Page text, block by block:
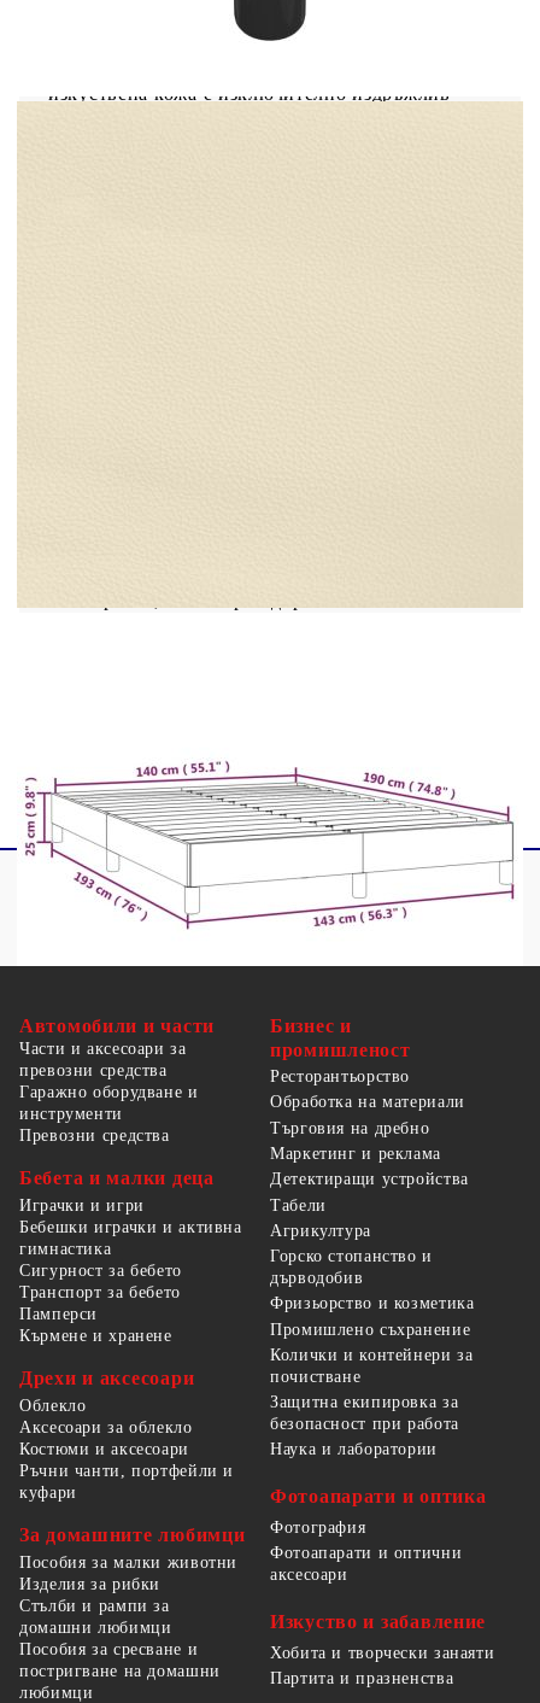
Осигурете си по-добър спокоен нощен сън с
тази рамка за легло! Тя представлява
изкуствена кожа е изключително издръжлив
Автомобили и части
Части и аксесоари за
превозни средства
Гаражно оборудване и
инструменти
Превозни средства
Бебета и малки деца
Играчки и игри
Бебешки играчки и активна
гимнастика
Сигурност за бебето
Транспорт за бебето
Памперси
Кърмене и хранене
Дрехи и аксесоари
Облекло
Аксесоари за облекло
Костюми и аксесоари
Ръчни чанти, портфейли и
куфари
За домашните любимци
Пособия за малки животни
Изделия за рибки
Стълби и рампи за
домашни любимци
Пособия за сресване и
постригване на домашни
любимци
Бизнес и
промишленост
Ресторантьорство
Обработка на материали
Търговия на дребно
Маркетинг и реклама
Детектиращи устройства
Табели
Агрикултура
Горско стопанство и
дърводобив
Фризьорство и козметика
Промишлено съхранение
Колички и контейнери за
почистване
Защитна екипировка за
безопасност при работа
Наука и лаборатории
Фотоапарати и оптика
Фотография
Фотоапарати и оптични
аксесоари
Изкуство и забавление
Хобита и творчески занаяти
Партита и празненства